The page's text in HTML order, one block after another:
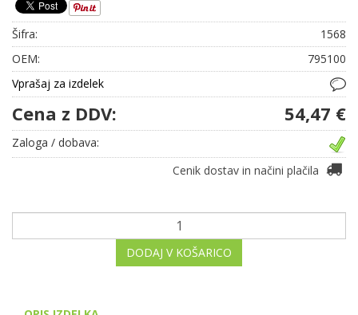
Šifra:
1568
OEM:
795100
Vprašaj za izdelek
Cena z DDV: 54,47 €
Zaloga / dobava:
Cenik dostav in načini plačila
DODAJ V KOŠARICO